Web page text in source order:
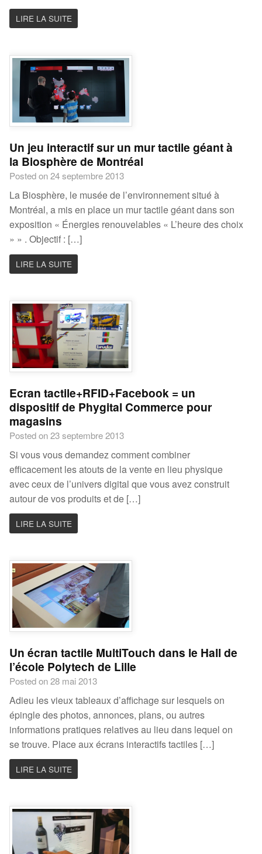
LIRE LA SUITE
Un jeu interactif sur un mur tactile géant à
la Biosphère de Montréal
Posted on 24 septembre 2013
La Biosphère, le musée de l’environnement situé à
Montréal, a mis en place un mur tactile géant dans son
exposition « Énergies renouvelables « L’heure des choix
» » . Objectif : […]
LIRE LA SUITE
Ecran tactile+RFID+Facebook = un
dispositif de Phygital Commerce pour
magasins
Posted on 23 septembre 2013
Si vous vous demandez comment combiner
efficacement les atouts de la vente en lieu physique
avec ceux de l’univers digital que vous avez construit
autour de vos produits et de […]
LIRE LA SUITE
Un écran tactile MultiTouch dans le Hall de
l’école Polytech de Lille
Posted on 28 mai 2013
Adieu les vieux tableaux d’affichage sur lesquels on
épingle des photos, annonces, plans, ou autres
informations pratiques relatives au lieu dans lequel on
se trouve. Place aux écrans interactifs tactiles […]
LIRE LA SUITE